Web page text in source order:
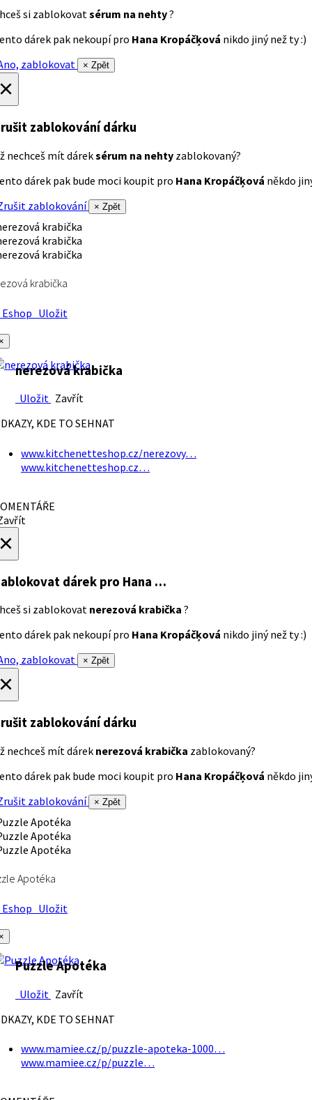
si zablokovatsérum na nehty?
dárek pak nekoupí pro Hana Kropáčķová nikdo jiný než ty :)
zablokovat
× Zpět
zablokování dárku
nechceš mít dáreksérum na nehty zablokovaný?
dárek pak bude moci koupit pro Hana Kropáčķová někdo
zablokování
× Zpět
krabička
Uložit
nerezová krabička
Uložit Zavřít
KDE TO SEHNAT
www.kitchenetteshop.cz/nerezovy…
www.kitchenetteshop.cz…
dárek pro Hana …
si zablokovat nerezová krabička ?
dárek pak nekoupí pro Hana Kropáčķová nikdo jiný než ty :)
zablokovat
× Zpět
zablokování dárku
nechceš mít dárek nerezová krabička zablokovaný?
dárek pak bude moci koupit pro Hana Kropáčķová někdo
zablokování
× Zpět
Apotéka
Uložit
Puzzle Apotéka
Uložit Zavřít
KDE TO SEHNAT
www.mamiee.cz/p/puzzle-apoteka-1000…
www.mamiee.cz/p/puzzle…